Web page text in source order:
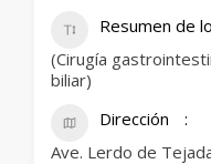
Resumen de
(Cirugía
biliar)
Dirección
Ave. Lerdo de